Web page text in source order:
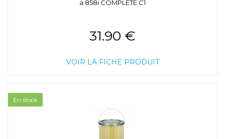
a 858i COMPLETE C1
31.90 €
VOIR LA FICHE PRODUIT
En stock